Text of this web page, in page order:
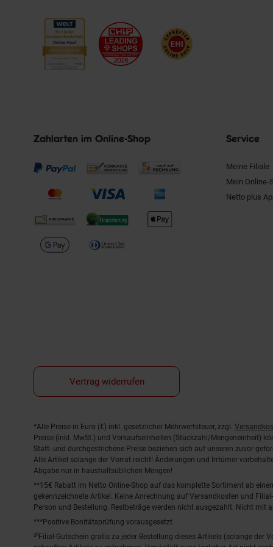
Zahlarten im Online-Shop Service
Meine Filiale
Mein Online-
Netto plus
Vertrag widerrufen
Fußnoten
*Alle Preise in Euro (€) inkl. gesetzlicher Mehrwertsteuer, zzgl.
Preise (inkl. MwSt.) und Verkaufseinheiten (Stückzahl/Mengeneinheit)
Statt- und durchgestrichene Preise beziehen sich auf unseren zuvor
Alle Artikel solange der Vorrat reicht! Änderungen und Irrtümer
Abgabe nur in haushaltsüblichen Mengen!
**15€ Rabatt im Netto Online-Shop auf das komplette Sortiment ab
gekennzeichnete Artikel. Keine Anrechnung auf Versandkosten und
Person und Bestellung. Restbeträge werden nicht ausgezahlt. Nicht mit
***Positive Bonitätsprüfung vorausgesetzt
²⁰Filial-Gutschein gratis zu jeder Bestellung dieses Artikels (solange